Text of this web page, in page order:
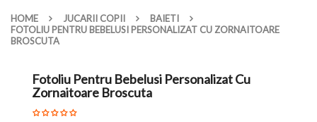
HOME JUCARII COPII
BAIETI
FOTOLIU PENTRU BEBELUSI PERSONALIZAT CU ZORNAITOARE
BROSCUTA
Fotoliu Pentru Bebelusi Personalizat Cu
Zornaitoare Broscuta